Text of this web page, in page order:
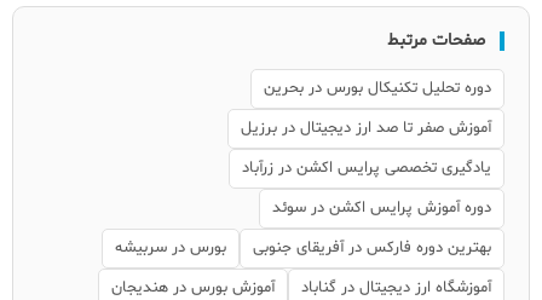
صفحات مرتبط
دوره تحلیل تکنیکال بورس در بحرین
آموزش صفر تا صد ارز دیجیتال در برزیل
یادگیری تخصصی پرایس اکشن در زرآباد
دوره آموزش پرایس اکشن در سوئد
بهترین دوره فارکس در آفریقای جنوبی
بورس در سربیشه
آموزشگاه ارز دیجیتال در گناباد
آموزش بورس در هندیجان